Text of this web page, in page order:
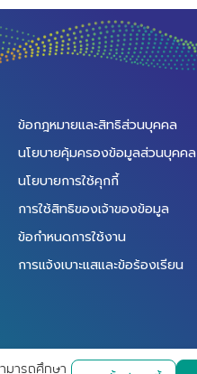
ข้อกฎหมายและสิทธิส่วนบุคคล
นโยบายคุ้มครองข้อมูลส่วนบุคคล
นโยบายการใช้คุกกี้
การใช้สิทธิของเจ้าของข้อมูล
ข้อกำหนดการใช้งาน
การแจ้งเบาะแสและข้อร้องเรียน
มารถศึกษา